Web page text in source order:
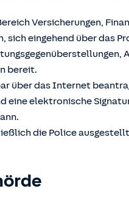
Versicherungen,
sich eingehend über das
bereit.
über das Internet
eine elektronische
die Police